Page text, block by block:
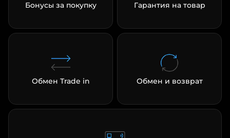
Бонусы за покупку Гарантия на товар
Обмен Trade in Обмен и возврат